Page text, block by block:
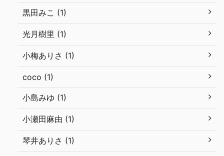
黒田みこ (1)
光月樹里 (1)
小梅ありさ (1)
coco (1)
小島みゆ (1)
小瀬田麻由 (1)
琴井ありさ (1)